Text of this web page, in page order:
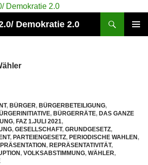
Demokratie 2.0
, BÜRGER, BÜRGERBETEILIGUNG,
, BÜRGERRÄTE, DAS GANZE
, FAZ 1.JULI 2021,
, GESELLSCHAFT, GRUNDGESETZ,
, PARTEIENGESETZ, PERIODISCHE WAHLEN,
, REPRÄSENTATIVITÄT,
, VOLKSABSTIMMUNG, WÄHLER,